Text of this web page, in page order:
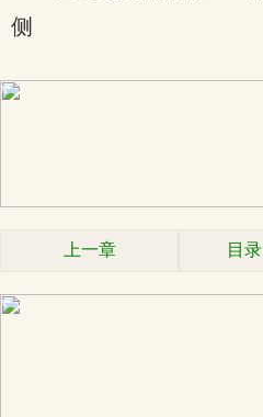
侧
x
上一章 目录
x